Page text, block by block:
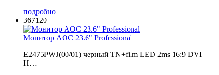
подробно
367120
Монитор AOC 23.6" Professional
E2475PWJ(00/01) черный TN+film LED 2ms 16:9 DVI
H…